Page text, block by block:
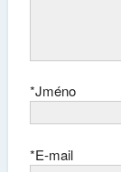
Jméno
*
E-mail
*